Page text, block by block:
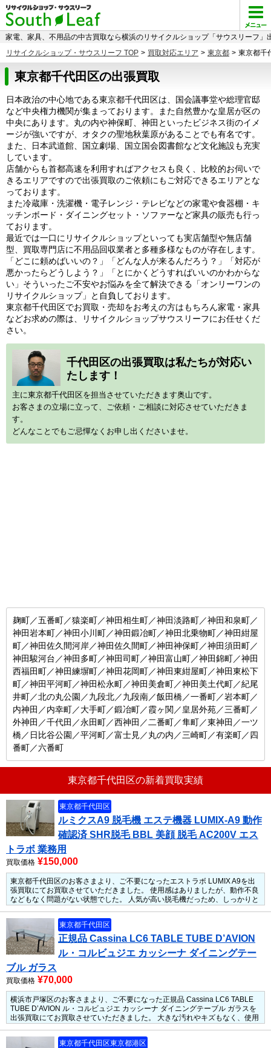
家電、家具、不用品の中古買取なら横浜のリサイクルショップ「サウスリーフ」
リサイクルショップ・サウスリーフ TOP > 買取対応エリア > 東京都 > 東京都千
東京都千代田区の出張買取
日本政治の中心地である東京都千代田区は、国会議事堂や総理官邸
など中央権力機関が集まっております。また自然豊かな皇居が区の
中央にあります。丸の内や神保町、神田といったビジネス街のイメ
ージが強いですが、オタクの聖地秋葉原があることでも有名です。
また、日本武道館、国立劇場、国立国会図書館など文化施設も充実
しています。
店舗からも首都高速を利用すればアクセスも良く、比較的お伺いで
きるエリアですので出張買取のご依頼にもご対応できるエリアとな
っております。
また冷蔵庫・洗濯機・電子レンジ・テレビなどの家電や食器棚・キ
ッチンボード・ダイニングセット・ソファーなど家具の販売も行っ
ております。
最近では一口にリサイクルショップといっても実店舗型や無店舗
型、買取専門店に不用品回収業者と多種多様なものが存在します。
「どこに頼めばいいの？」「どんな人が来るんだろう？」「対応が
悪かったらどうしよう？」「とにかくどうすればいいのかわからな
い」そういったご不安やお悩みを全て解決できる「オンリーワンの
リサイクルショップ」と自負しております。
東京都千代田区でお買取・売却をお考えの方はもちろん家電・家具
などお求めの際は、リサイクルショップサウスリーフにお任せくだ
さい。
千代田区の出張買取は私たちが対応い
たします！
主に東京都千代田区を担当させていただきます奥山です。
お客さまの立場に立って、ご依頼・ご相談に対応させていただきま
す。
どんなことでもご忌憚なくお申し出くださいませ。
麹町／五番町／猿楽町／神田相生町／神田淡路町／神田和泉町／
神田岩本町／神田小川町／神田鍛冶町／神田北乗物町／神田紺屋
町／神田佐久間河岸／神田佐久間町／神田神保町／神田須田町／
神田駿河台／神田多町／神田司町／神田富山町／神田錦町／神田
西福田町／神田練塀町／神田花岡町／神田東紺屋町／神田東松下
町／神田平河町／神田松永町／神田美倉町／神田美土代町／紀尾
井町／北の丸公園／九段北／九段南／飯田橋／一番町／岩本町／
内神田／内幸町／大手町／鍛冶町／霞ヶ関／皇居外苑／三番町／
外神田／千代田／永田町／西神田／二番町／隼町／東神田／一ツ
橋／日比谷公園／平河町／富士見／丸の内／三崎町／有楽町／四
番町／六番町
東京都千代田区の新着買取実績
東京都千代田区
ルミクスA9 脱毛機 エステ機器 LUMIX-A9 動作
確認済 SHR脱毛 BBL 美顔 脱毛 AC200V エス
トラボ 業務用
買取価格 ¥150,000
東京都千代田区のお客さまより、ご不要になったエストラボ LUMIX A9を出
張買取にてお買取させていただきました。
使用感はありましたが、動作不良
などもなく問題がない状態でした。
人気が高い脱毛機だっため、しっかりと
東京都千代田区
正規品 Cassina LC6 TABLE TUBE D’AVION
ル・コルビュジエ カッシーナ ダイニングテー
ブル ガラス
買取価格 ¥70,000
横浜市戸塚区のお客さまより、ご不要になった正規品 Cassina LC6 TABLE
TUBE D’AVION ル・コルビュジエ カッシーナ ダイニングテーブル ガラスを
出張買取にてお買取させていただきました。
大きな汚れやキズもなく、使用
と買い取らせていただきました。
東京都千代田区東京都港区